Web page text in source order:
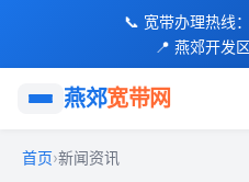
📞 宽带办理热线：
📍 燕郊开发
燕郊宽带网
首页
移动宽带
首页›新闻资讯